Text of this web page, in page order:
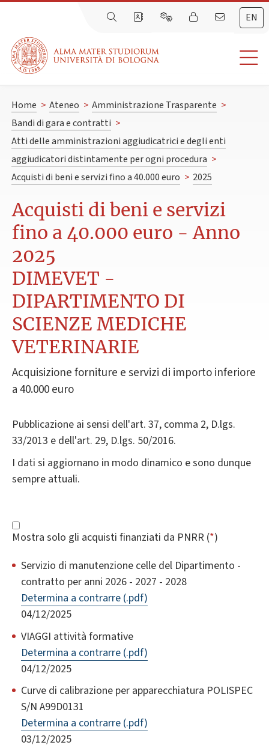
EN
Home > Ateneo > Amministrazione Trasparente >
Bandi di gara e contratti >
Atti delle amministrazioni aggiudicatrici e degli enti
aggiudicatori distintamente per ogni procedura >
Acquisti di beni e servizi fino a 40.000 euro > 2025
Acquisti di beni e servizi
fino a 40.000 euro - Anno
2025
DIMEVET -
DIPARTIMENTO DI
SCIENZE MEDICHE
VETERINARIE
Acquisizione forniture e servizi di importo inferiore
a 40.000 euro
Pubblicazione ai sensi dell'art. 37, comma 2, D.lgs.
33/2013 e dell'art. 29, D.lgs. 50/2016.
I dati si aggiornano in modo dinamico e sono dunque
sempre attuali.
Mostra solo gli acquisti finanziati da PNRR (*)
Servizio di manutenzione celle del Dipartimento -
contratto per anni 2026 - 2027 - 2028
Determina a contrarre (.pdf)
04/12/2025
VIAGGI attività formative
Determina a contrarre (.pdf)
04/12/2025
Curve di calibrazione per apparecchiatura POLISPEC
S/N A99D0131
Determina a contrarre (.pdf)
03/12/2025